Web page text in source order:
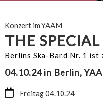
Konzert im YAAM
04.10.24 in Berlin,
Freitag 04.10.24